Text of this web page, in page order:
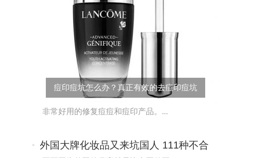
痘印痘坑怎么办？真正有效的去痘印痘坑
修复护肤品排
非常好用的修复痘痘和痘印产品。...
外国大牌化妆品又来坑国人 111种不合